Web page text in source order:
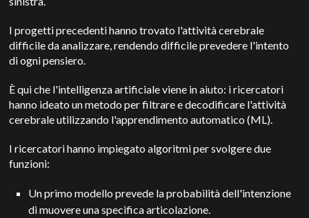
I progetti precedenti hanno trovato l'attività cerebrale
difficile da analizzare, rendendo difficile prevedere l'intento
di ogni pensiero.
È qui che l'intelligenza artificiale viene in aiuto: i ricercatori
hanno ideato un metodo per filtrare e decodificare l'attività
cerebrale utilizzando l'apprendimento automatico (ML).
I ricercatori hanno impiegato algoritmi per svolgere due
funzioni:
Un primo modello prevede la probabilità dell'intenzione
di muovere una specifica articolazione.